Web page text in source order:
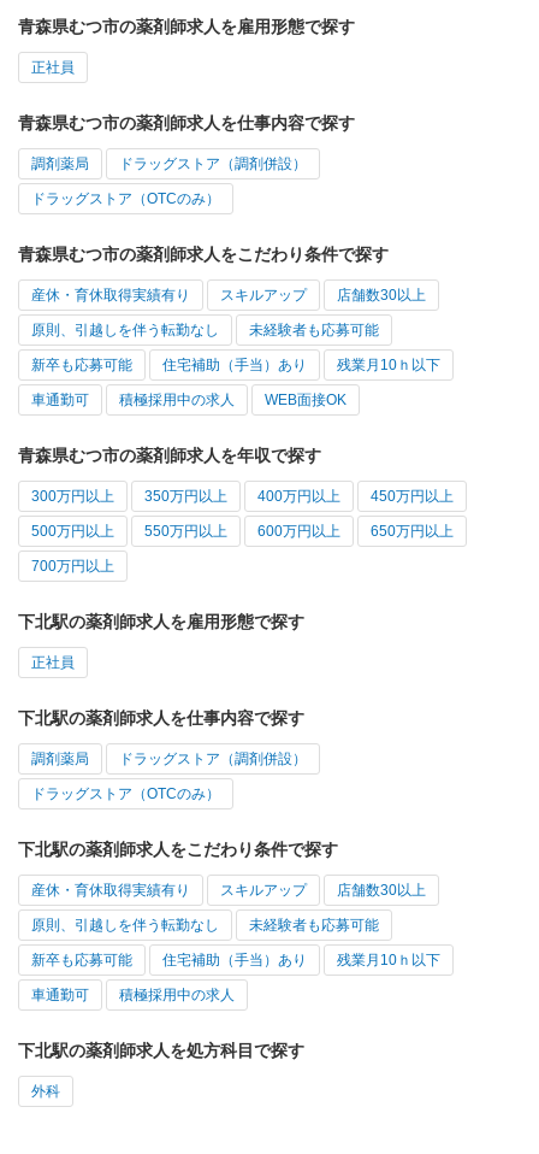
青森県むつ市の薬剤師求人を雇用形態で探す
正社員
青森県むつ市の薬剤師求人を仕事内容で探す
調剤薬局 ドラッグストア（調剤併設）
ドラッグストア（OTCのみ）
青森県むつ市の薬剤師求人をこだわり条件で探す
産休・育休取得実績有り スキルアップ 店舗数30以上
原則、引越しを伴う転勤なし 未経験者も応募可能
新卒も応募可能 住宅補助（手当）あり 残業月10ｈ以下
車通勤可 積極採用中の求人 WEB面接OK
青森県むつ市の薬剤師求人を年収で探す
300万円以上 350万円以上 400万円以上 450万円以上
500万円以上 550万円以上 600万円以上 650万円以上
700万円以上
下北駅の薬剤師求人を雇用形態で探す
正社員
下北駅の薬剤師求人を仕事内容で探す
調剤薬局 ドラッグストア（調剤併設）
ドラッグストア（OTCのみ）
下北駅の薬剤師求人をこだわり条件で探す
産休・育休取得実績有り スキルアップ 店舗数30以上
原則、引越しを伴う転勤なし 未経験者も応募可能
新卒も応募可能 住宅補助（手当）あり 残業月10ｈ以下
車通勤可 積極採用中の求人
下北駅の薬剤師求人を処方科目で探す
外科